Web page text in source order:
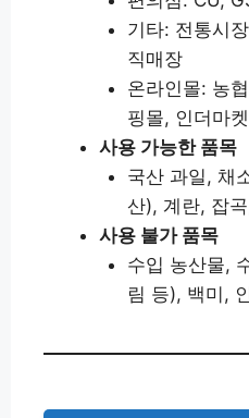
기타: 전통시
직매장
온라인몰: 농
핑몰, 인더마
사용 가능한 품목
국산 과일, 채
산), 계란, 잡
사용 불가 품목
수입 농산물,
림 등), 백미,